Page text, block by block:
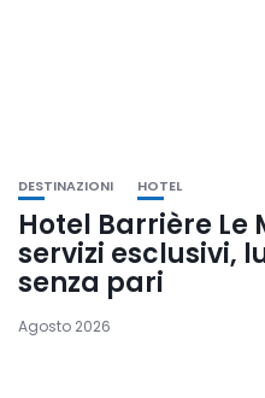
DESTINAZIONI HOTEL
Hotel Barrière Le
servizi esclusivi,
senza pari
Agosto 2026